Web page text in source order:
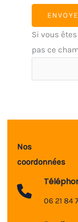
Si vous
pas ce
Nos
coordonnées
06 21 84